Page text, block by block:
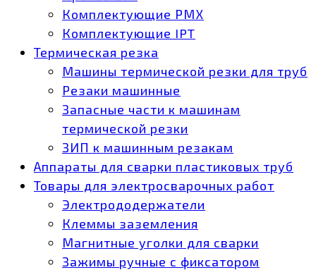
Комплектующие РМХ
Комплектующие IPT
Термическая резка
Машины термической резки для труб
Резаки машинные
Запасные части к машинам
термической резки
ЗИП к машинным резакам
Аппараты для сварки пластиковых труб
Товары для электросварочных работ
Электрододержатели
Клеммы заземления
Магнитные уголки для сварки
Зажимы ручные с фиксатором